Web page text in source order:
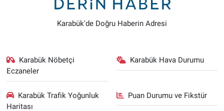
Karabük'de Doğru Haberin Adresi
Karabük Nöbetçi
Eczaneler
Karabük Hava Durumu
Karabük Trafik Yoğunluk
Haritası
Puan Durumu ve Fikstür